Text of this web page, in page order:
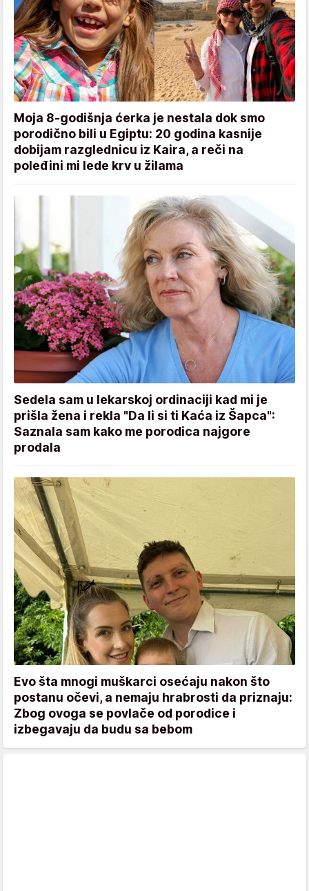
Moja 8-godišnja ćerka je nestala dok smo
porodično bili u Egiptu: 20 godina kasnije
dobijam razglednicu iz Kaira, a reči na
poleđini mi lede krv u žilama
Sedela sam u lekarskoj ordinaciji kad mi je
prišla žena i rekla "Da li si ti Kaća iz Šapca":
Saznala sam kako me porodica najgore
prodala
Evo šta mnogi muškarci osećaju nakon što
postanu očevi, a nemaju hrabrosti da priznaju:
Zbog ovoga se povlače od porodice i
izbegavaju da budu sa bebom